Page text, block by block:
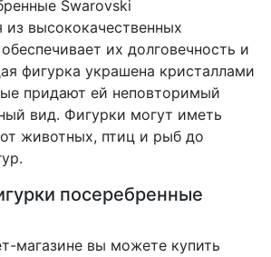
Swarovski
из высококачественных
их долговечность и
фигурка украшена кристаллами
придают ей неповторимый
вид. Фигурки могут иметь
животных, птиц и рыб до
посеребренные
магазине вы можете купить